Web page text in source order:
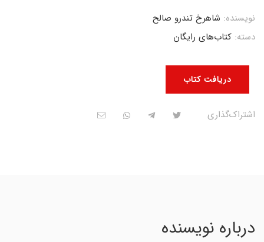
دریافت کتاب
نویسنده: شاهرخ تندرو صالح
دسته: کتاب‌های رایگان
اشتراک‌گذاری
درباره نویسنده